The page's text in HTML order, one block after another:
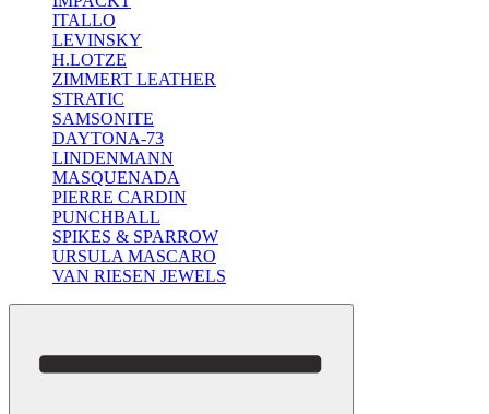
ITALLO
LEVINSKY
H.LOTZE
ZIMMERT LEATHER
STRATIC
SAMSONITE
DAYTONA-73
LINDENMANN
MASQUENADA
PIERRE CARDIN
PUNCHBALL
SPIKES & SPARROW
URSULA MASCARO
VAN RIESEN JEWELS